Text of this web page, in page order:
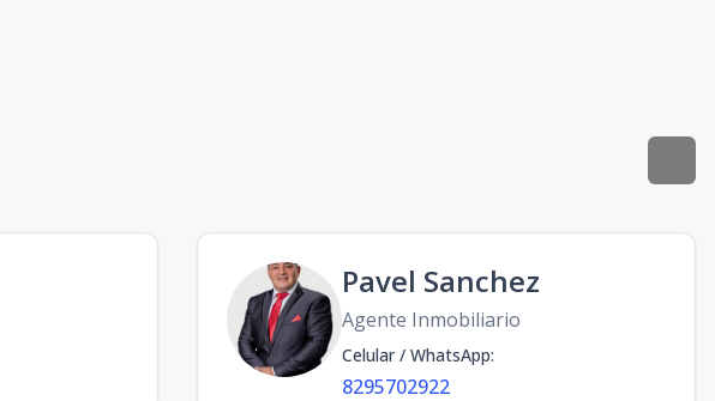
Pavel Sanchez
Agente Inmobiliario
Celular / WhatsApp:
8295702922